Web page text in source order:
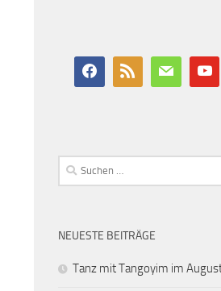
Suchen
nach:
NEUESTE BEITRÄGE
Tanz mit Tangoyim im